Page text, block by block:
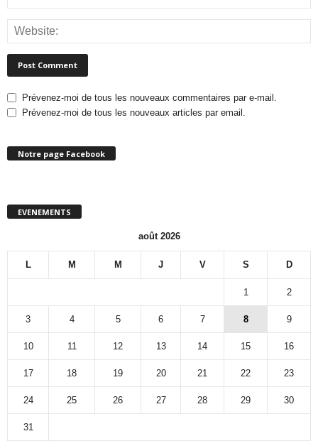
Prévenez-moi de tous les nouveaux commentaires par e-mail.
Prévenez-moi de tous les nouveaux articles par email.
Notre page Facebook
EVENEMENTS
août 2026
L M M J V S D
1 2
3 4 5 6 7 8 9
10 11 12 13 14 15 16
17 18 19 20 21 22 23
24 25 26 27 28 29 30
31